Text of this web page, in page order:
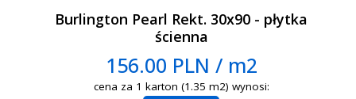
Burlington Pearl Rekt. 30x90 - płytka
ścienna
156.00 PLN / m2
cena za 1 karton (1.35 m2) wynosi: